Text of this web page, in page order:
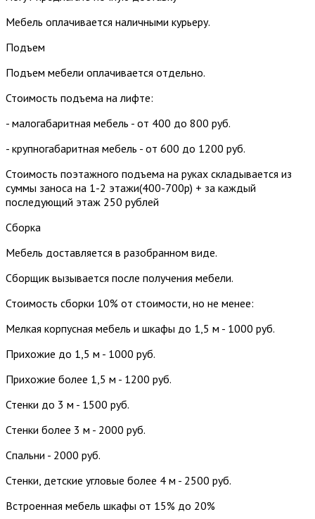
Мебель оплачивается наличными курьеру.
Подъем
Подъем мебели оплачивается отдельно.
Стоимость подъема на лифте:
- малогабаритная мебель - от 400 до 800 руб.
- крупногабаритная мебель - от 600 до 1200 руб.
Стоимость поэтажного подъема на руках складывается из
суммы заноса на 1-2 этажи(400-700р) + за каждый
последующий этаж 250 рублей
Сборка
Мебель доставляется в разобранном виде.
Сборщик вызывается после получения мебели.
Стоимость сборки 10% от стоимости, но не менее:
Мелкая корпусная мебель и шкафы до 1,5 м - 1000 руб.
Прихожие до 1,5 м - 1000 руб.
Прихожие более 1,5 м - 1200 руб.
Стенки до 3 м - 1500 руб.
Стенки более 3 м - 2000 руб.
Спальни - 2000 руб.
Стенки, детские угловые более 4 м - 2500 руб.
Встроенная мебель шкафы от 15% до 20%